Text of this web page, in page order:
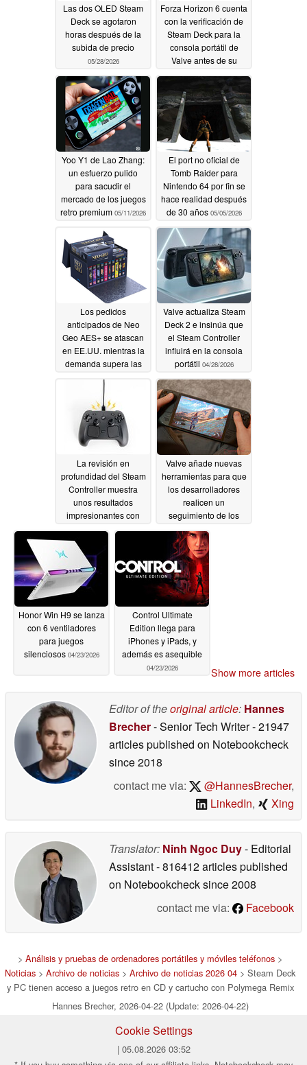
Las dos OLED Steam
Deck se agotaron
horas después de la
subida de precio
05/28/2026
Forza Horizon 6 cuenta
con la verificación de
Steam Deck para la
consola portátil de
Valve antes de su
Yoo Y1 de Lao Zhang:
un esfuerzo pulido
para sacudir el
mercado de los juegos
retro premium 05/11/2026
El port no oficial de
Tomb Raider para
Nintendo 64 por fin se
hace realidad después
de 30 años 05/05/2026
Los pedidos
anticipados de Neo
Geo AES+ se atascan
en EE.UU. mientras la
demanda supera las
Valve actualiza Steam
Deck 2 e insinúa que
el Steam Controller
influirá en la consola
portátil 04/28/2026
La revisión en
profundidad del Steam
Controller muestra
unos resultados
impresionantes con
reparación
Valve añade nuevas
herramientas para que
los desarrolladores
realicen un
seguimiento de los
Steam Deck y de los
comentarios de los
jugadores para ayudar
a mejorar el
rendimiento
Honor Win H9 se lanza
con 6 ventiladores
para juegos
silenciosos 04/23/2026
Control Ultimate
Edition llega para
iPhones y iPads, y
además es asequible
04/23/2026 Show more articles
Editor of theoriginal article: Hannes
Brecher- Senior Tech Writer- 21947
articles published on Notebookcheck
since 2018
contact me via:
@HannesBrecher,
LinkedIn, Xing
Translator: Ninh Ngoc Duy- Editorial
Assistant- 816412 articles published
on Notebookchecksince 2008
contact me via:
Facebook
> Análisis y pruebas de ordenadores portátiles y móviles teléfonos >
Noticias > Archivo de noticias > Archivo de noticias 2026 04 > Steam Deck
y PC tienen acceso a juegos retro en CD y cartucho con Polymega Remix
Hannes Brecher, 2026-04-22 (Update: 2026-04-22)
Cookie Settings
| 05.08.2026 03:52